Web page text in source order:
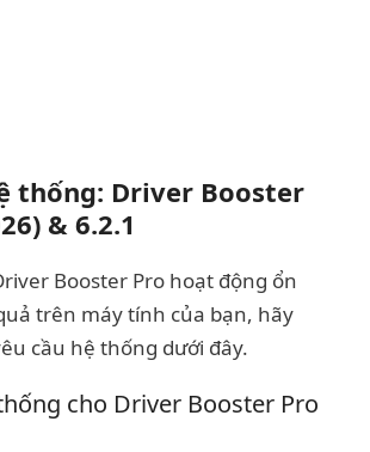
thống: Driver Booster
& 6.2.1
Booster Pro hoạt động ổn
trên máy tính của bạn, hãy
cầu hệ thống dưới đây.
cho Driver Booster Pro